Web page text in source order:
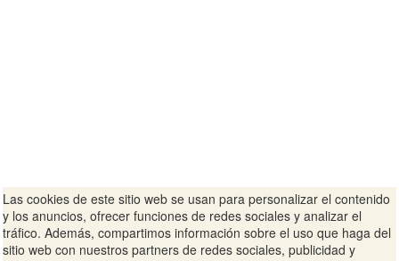
Las cookies de este sitio web se usan para personalizar el contenido
y los anuncios, ofrecer funciones de redes sociales y analizar el
tráfico. Además, compartimos información sobre el uso que haga del
sitio web con nuestros partners de redes sociales, publicidad y